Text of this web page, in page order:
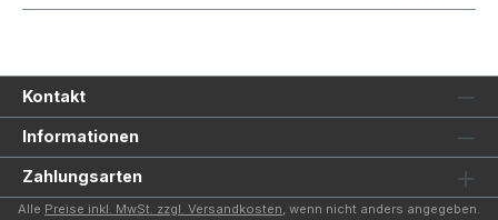
Kontakt
Informationen
Zahlungsarten
Alle Preise inkl. MwSt. zzgl. Versandkosten, wenn nicht anders angegeben.